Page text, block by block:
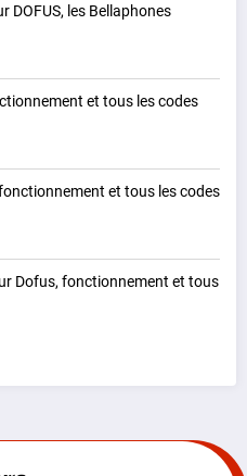
DOFUS, les Bellaphones
et tous les codes
et tous les codes
Dofus, fonctionnement et tous